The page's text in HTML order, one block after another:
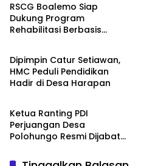
RSCG Boalemo Siap
Dukung Program
Rehabilitasi Berbasis
Boalemo
Dipimpin Catur Setiawan,
HMC Peduli Pendidikan
Hadir di Desa Harapan
Boalemo
Ketua Ranting PDI
Perjuangan Desa
Polohungo Resmi Dijabat